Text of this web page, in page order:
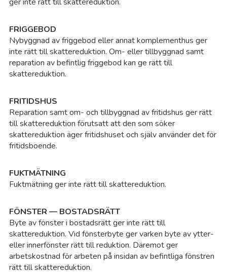
FRIGGEBOD
Nybyggnad av friggebod eller annat komplementhus ger
inte rätt till skattereduktion. Om- eller tillbyggnad samt
reparation av befintlig friggebod kan ge rätt till
skattereduktion.
FRITIDSHUS
Reparation samt om- och tillbyggnad av fritidshus ger rätt
till skattereduktion förutsatt att den som söker
skattereduktion äger fritidshuset och själv använder det för
fritidsboende.
FUKTMÄTNING
Fuktmätning ger inte rätt till skattereduktion.
FÖNSTER — BOSTADSRÄTT
Byte av fönster i bostadsrätt ger inte rätt till
skattereduktion. Vid fönsterbyte ger varken byte av ytter-
eller innerfönster rätt till reduktion. Däremot ger
arbetskostnad för arbeten på insidan av befintliga fönstren
rätt till skattereduktion.